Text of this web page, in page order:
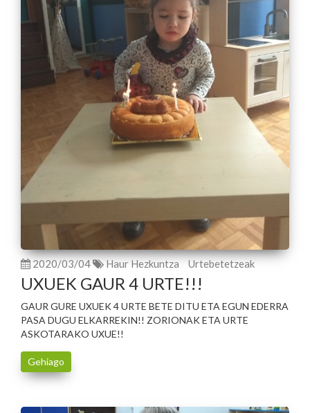
2020/03/04 Haur Hezkuntza Urtebetetzeak
UXUEK GAUR 4 URTE!!!
GAUR GURE UXUEK 4 URTE BETE DITU ETA EGUN EDERRA
PASA DUGU ELKARREKIN!! ZORIONAK ETA URTE
ASKOTARAKO UXUE!!
Gehiago